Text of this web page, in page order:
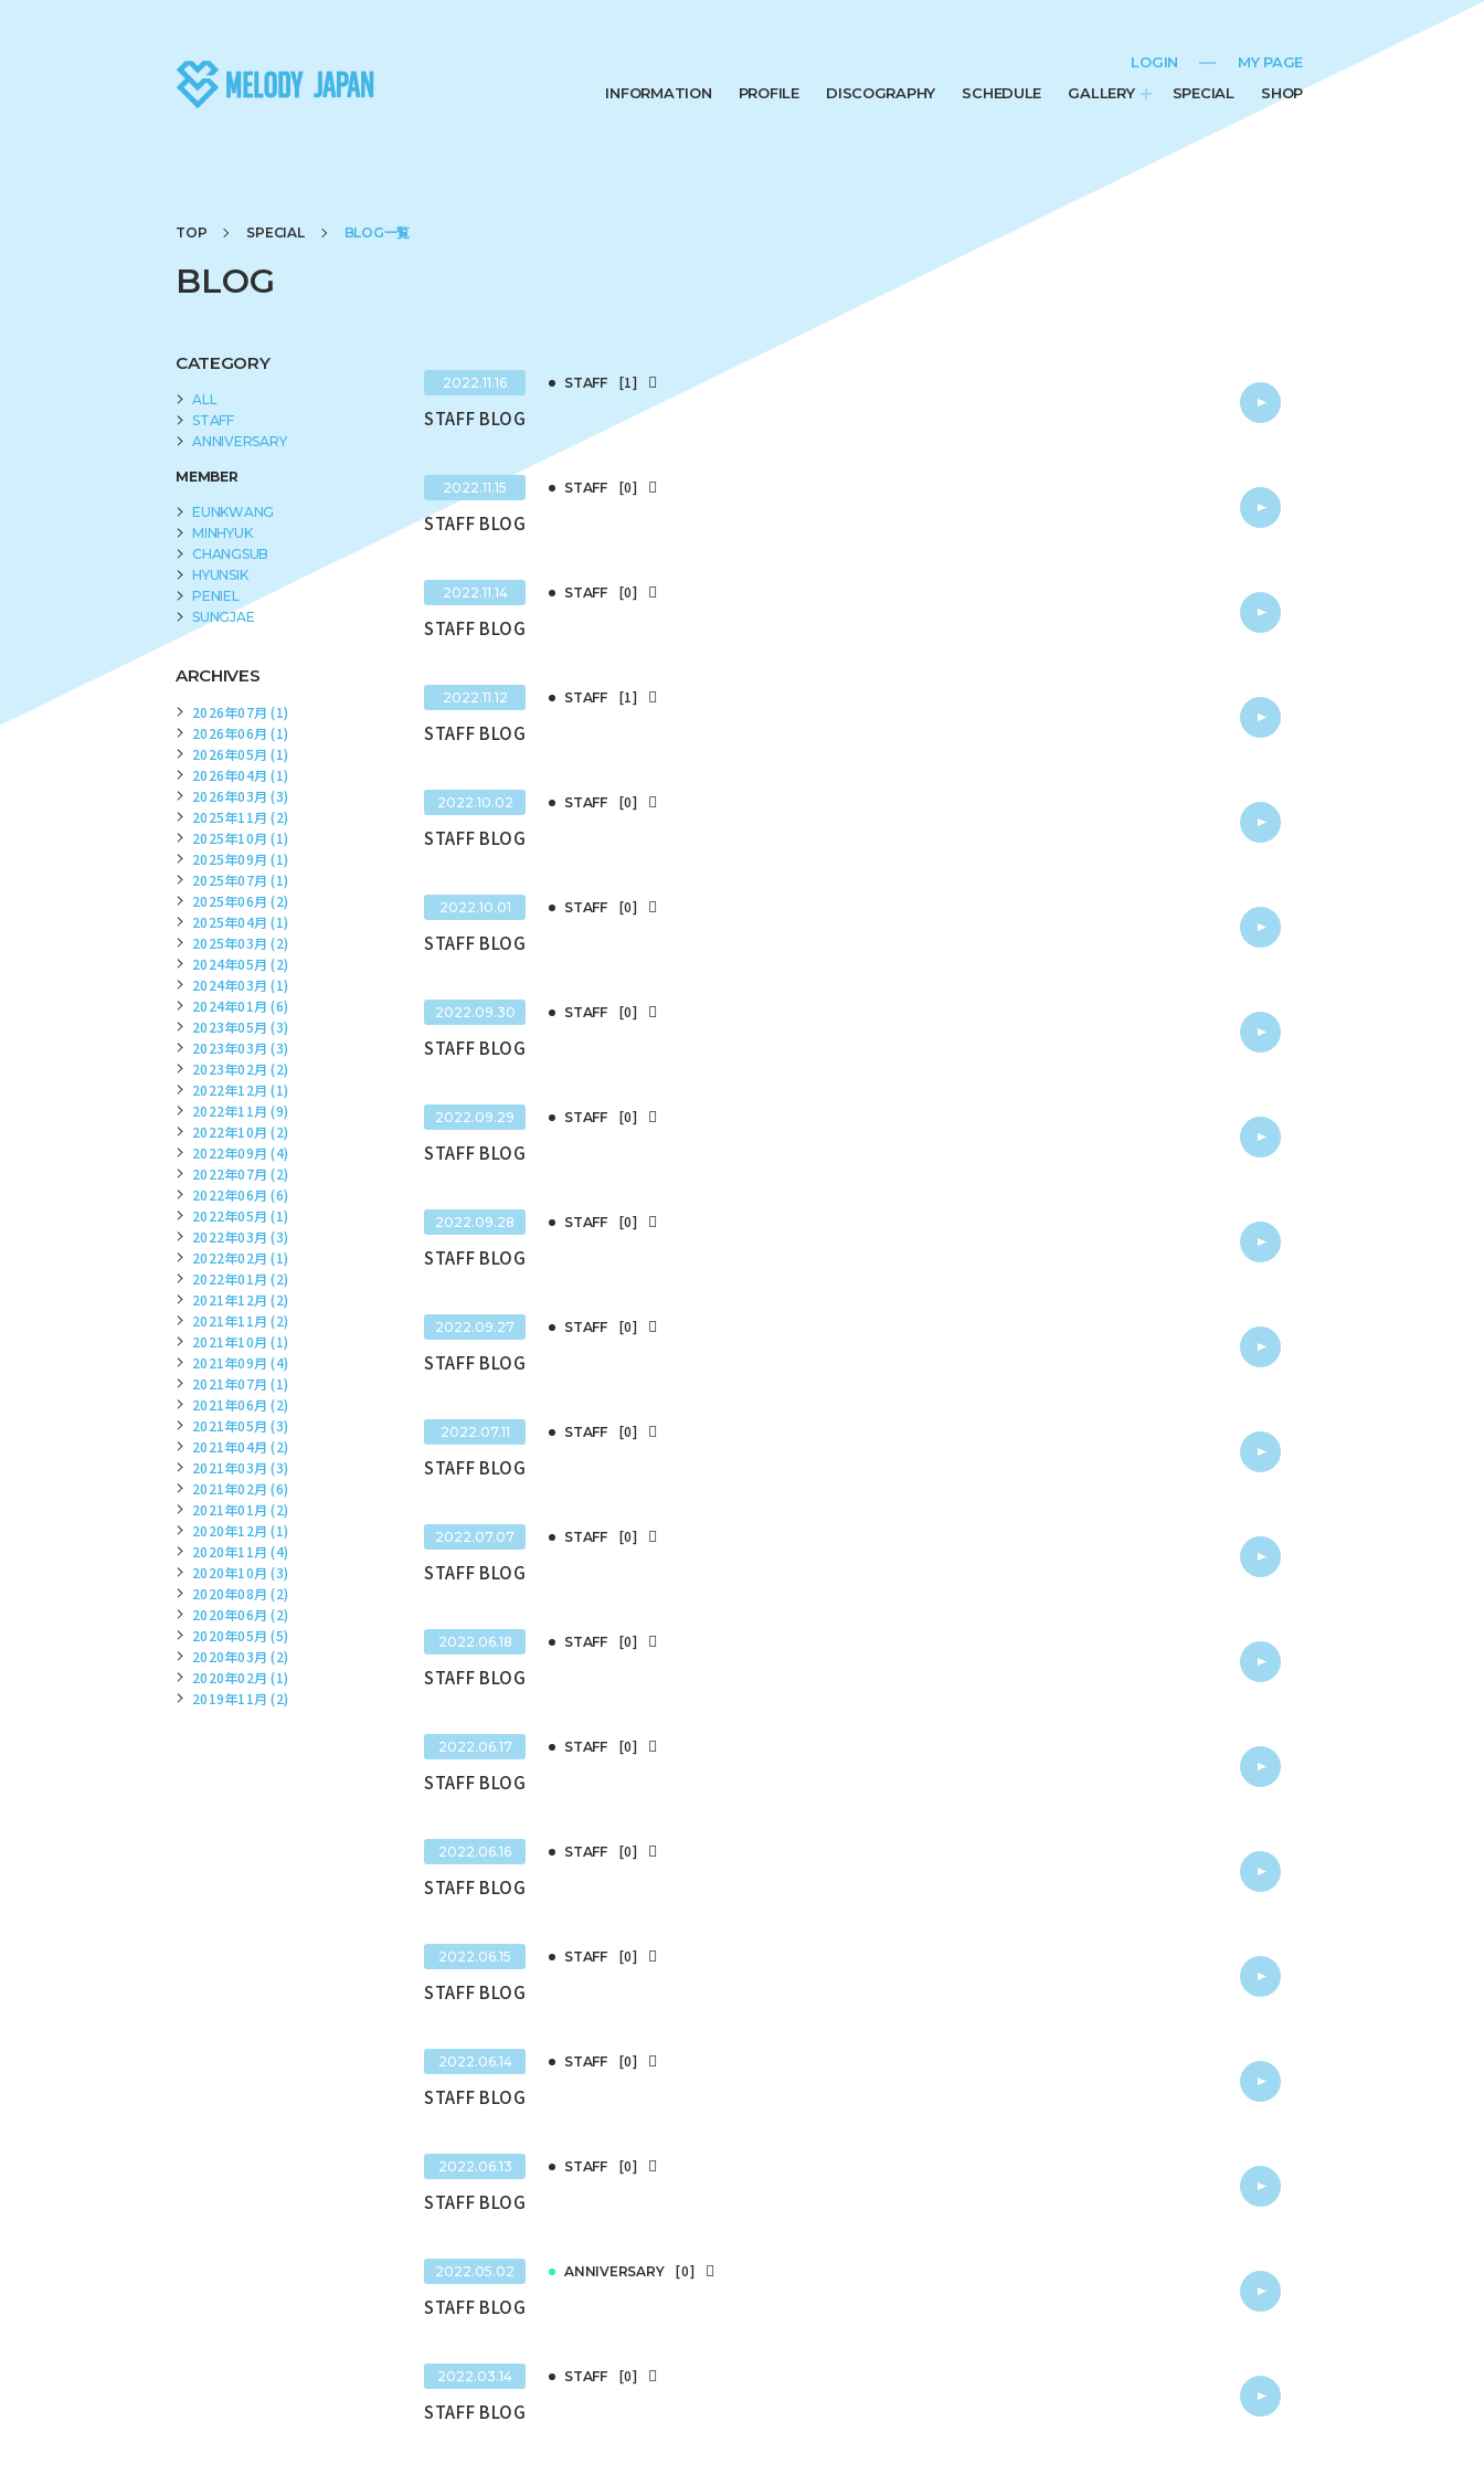
INFORMATION PROFILE DISCOGRAPHY SCHEDULE GALLERY SPECIAL SHOP
LOGIN MY PAGE
TOP SPECIAL BLOG一覧
BLOG
2022.11.16 STAFF [1]
STAFF BLOG
2022.11.15 STAFF [0]
STAFF BLOG
2022.11.14 STAFF [0]
STAFF BLOG
2022.11.12 STAFF [1]
STAFF BLOG
2022.10.02 STAFF [0]
STAFF BLOG
2022.10.01 STAFF [0]
STAFF BLOG
2022.09.30 STAFF [0]
STAFF BLOG
2022.09.29 STAFF [0]
STAFF BLOG
2022.09.28 STAFF [0]
STAFF BLOG
2022.09.27 STAFF [0]
STAFF BLOG
2022.07.11 STAFF [0]
STAFF BLOG
2022.07.07 STAFF [0]
STAFF BLOG
2022.06.18 STAFF [0]
STAFF BLOG
2022.06.17 STAFF [0]
STAFF BLOG
2022.06.16 STAFF [0]
STAFF BLOG
2022.06.15 STAFF [0]
STAFF BLOG
2022.06.14 STAFF [0]
STAFF BLOG
2022.06.13 STAFF [0]
STAFF BLOG
2022.05.02 ANNIVERSARY [0]
STAFF BLOG
2022.03.14 STAFF [0]
STAFF BLOG
CATEGORY
ALL
STAFF
ANNIVERSARY
MEMBER
EUNKWANG
MINHYUK
CHANGSUB
HYUNSIK
PENIEL
SUNGJAE
ARCHIVES
2026年07月 (1)
2026年06月 (1)
2026年05月 (1)
2026年04月 (1)
2026年03月 (3)
2025年11月 (2)
2025年10月 (1)
2025年09月 (1)
2025年07月 (1)
2025年06月 (2)
2025年04月 (1)
2025年03月 (2)
2024年05月 (2)
2024年03月 (1)
2024年01月 (6)
2023年05月 (3)
2023年03月 (3)
2023年02月 (2)
2022年12月 (1)
2022年11月 (9)
2022年10月 (2)
2022年09月 (4)
2022年07月 (2)
2022年06月 (6)
2022年05月 (1)
2022年03月 (3)
2022年02月 (1)
2022年01月 (2)
2021年12月 (2)
2021年11月 (2)
2021年10月 (1)
2021年09月 (4)
2021年07月 (1)
2021年06月 (2)
2021年05月 (3)
2021年04月 (2)
2021年03月 (3)
2021年02月 (6)
2021年01月 (2)
2020年12月 (1)
2020年11月 (4)
2020年10月 (3)
2020年08月 (2)
2020年06月 (2)
2020年05月 (5)
2020年03月 (2)
2020年02月 (1)
2019年11月 (2)